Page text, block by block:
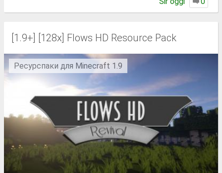
[1.9+] [128x] Flows HD Resource Pack
Ресурспаки для Minecraft 1.9